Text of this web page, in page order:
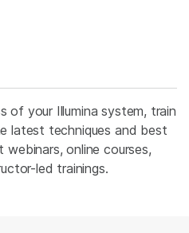
of your Illumina system, train
latest techniques and best
online courses,
led trainings.